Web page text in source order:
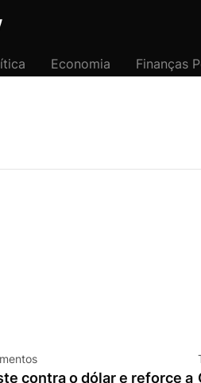
Economia Finanças
contra o dólar e reforce a